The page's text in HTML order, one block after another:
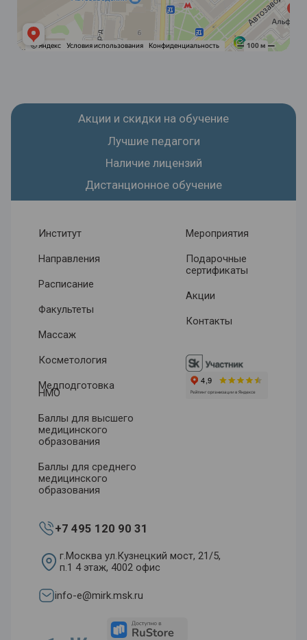
Акции и скидки на обучение
Лучшие педагоги
Наличие лицензий
Дистанционное обучение
Институт
Направления
Расписание
Факультеты
Массаж
Косметология
Медподготовка
Мероприятия
Подарочные
сертификаты
Акции
Контакты
НМО
Баллы для высшего
медицинского
образования
Баллы для среднего
медицинского
образования
+7 495 120 90 31
г.Москва ул.Кузнецкий мост, 21/5,
п.1 4 этаж, 4002 офис
info-e@mirk.msk.ru